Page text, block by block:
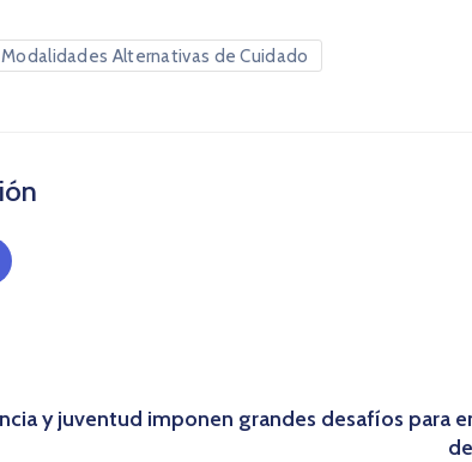
Alternativas de Cuidado
y juventud imponen grandes desafíos para